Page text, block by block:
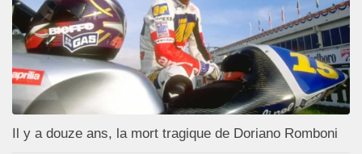
Il y a douze ans, la mort tragique de Doriano Romboni